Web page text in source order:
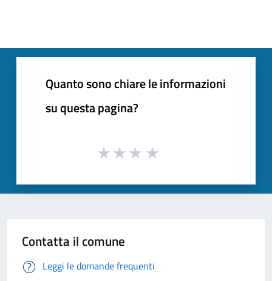
Quanto sono chiare le informazioni
su questa pagina?
Contatta il comune
Leggi le domande frequenti